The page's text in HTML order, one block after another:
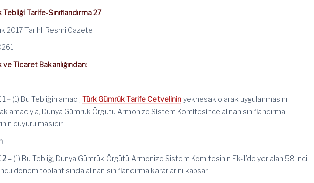
Tebliği Tarife-Sınıflandırma 27
2017 Tarihli Resmi Gazete
ve Ticaret Bakanlığından:
– (1) Bu Tebliğin amacı,Türk Gümrük Tarife Cetvelininyeknesak olarak uygulanmasını
amacıyla, Dünya Gümrük Örgütü Armonize Sistem Komitesince alınan sınıflandırma
duyurulmasıdır.
2 – (1) Bu Tebliğ, Dünya Gümrük Örgütü Armonize Sistem Komitesinin Ek-1’de yer alan 58 inci
dönem toplantısında alınan sınıflandırma kararlarını kapsar.